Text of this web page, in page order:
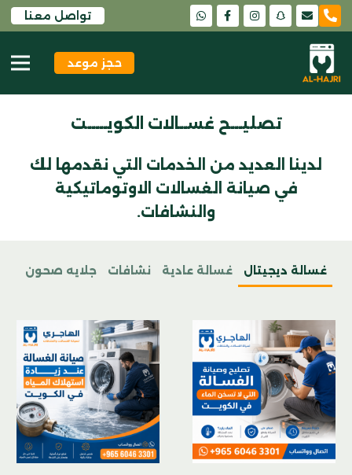
snapchat تواصل معنا
حجز موعد
تصليـــح غســالات الكويـــــت
لدينا العديد من الخدمات التي نقدمها لك
في صيانة الغسالات الاوتوماتيكية
والنشافات.
غسالة ديجيتال غسالة عادية نشافات جلايه صحون